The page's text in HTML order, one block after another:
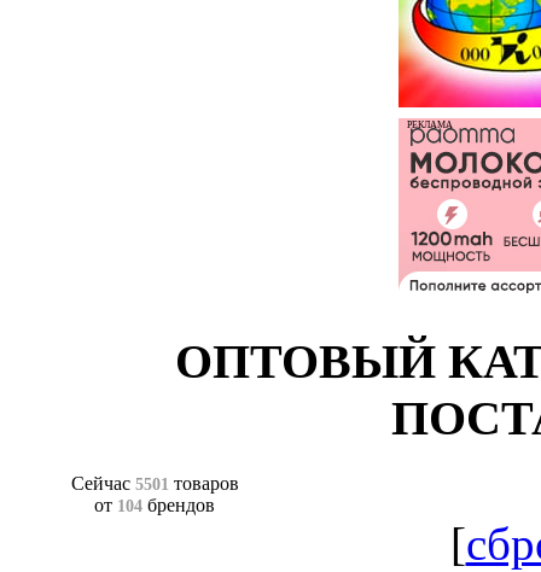
РЕКЛАМА
ОПТОВЫЙ
Сейчас 5501 товаров
от 104 брендов
[